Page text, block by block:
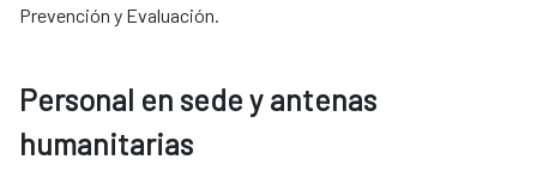
Prevención y Evaluación.
Personal en sede y antenas
humanitarias